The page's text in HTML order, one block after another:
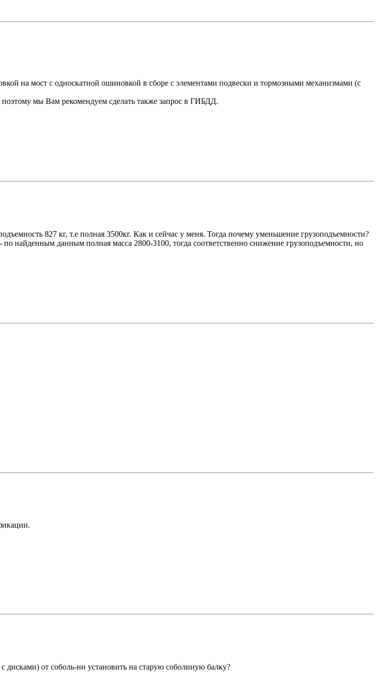
на мост с односкатной ошиновкой в сборе с элементами подвески и тормозными механизмами (с
мы Вам рекомендуем сделать также запрос в ГИБДД.
827 кг, т.е полная 3500кг. Как и сейчас у меня. Тогда почему уменьшение грузоподъемности?
найденным данным полная масса 2800-3100, тогда соответственно снижение грузоподъемности, но
от соболь-нн установить на старую соболиную балку?